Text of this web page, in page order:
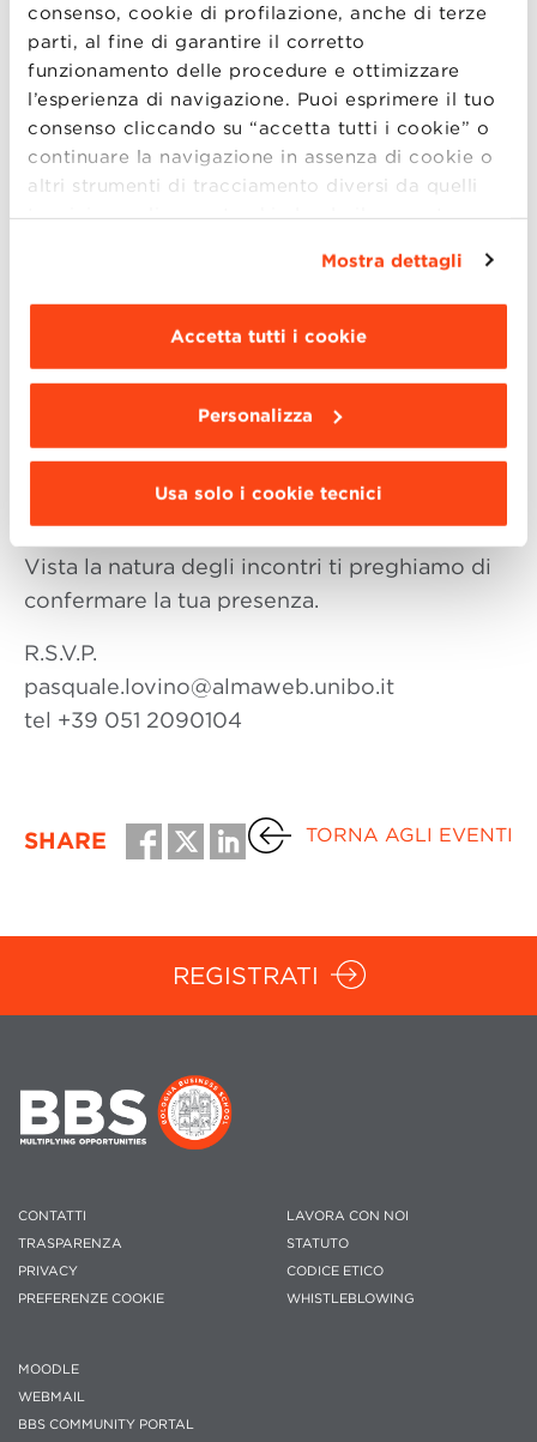
consenso, cookie di profilazione, anche di terze
parti, al fine di garantire il corretto
funzionamento delle procedure e ottimizzare
l’esperienza di navigazione. Puoi esprimere il tuo
consenso cliccando su “accetta tutti i cookie” o
continuare la navigazione in assenza di cookie o
altri strumenti di tracciamento diversi da quelli
tecnici semplicemente chiudendo il presente
Dettagli ”. Per
modificare le impostazioni di navigazione e
scegliere le funzionalità, le terze parti e i cookie
Mostra dettagli
Accetta tutti i cookie
Personalizza
Usa solo i cookie tecnici
workshop dedicato al miglioramento delle
capacità commerciali e di marketing.
Il primo incontro del 3 febbraio si
concentrerà sulla gestione delle reti di
vendita e dei canali; il secondo incontro del 6
Fabio Ancarani, Direttore Scientifico
Executive Master in Sales and Marketing e
Professore di economia e gestione delle
imprese, Università di Bologna
Alfredo Montanari, Direttore Generale, Alma
Vista la natura degli incontri ti preghiamo di
confermare la tua presenza.
R.S.V.P.
pasquale.lovino@almaweb.unibo.it
tel +39 051 2090104
SHARE TORNA AGLI EVENTI
REGISTRATI
CONTATTI
TRASPARENZA
PRIVACY
PREFERENZE COOKIE
LAVORA CON NOI
STATUTO
CODICE ETICO
WHISTLEBLOWING
MOODLE
WEBMAIL
BBS COMMUNITY PORTAL